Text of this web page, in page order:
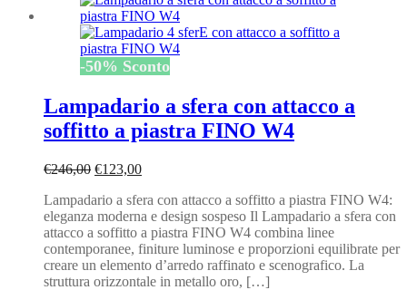
-50% Sconto
Lampadario a sfera con attacco a
soffitto a piastra FINO W4
€246,00 Il
originale
era:
€246,00.
€123,00Il
attuale
è:
€123,00.
Lampadario a sfera con attacco a soffitto a piastra FINO W4:
eleganza moderna e design sospeso Il Lampadario a sfera con
attacco a soffitto a piastra FINO W4 combina linee
contemporanee, finiture luminose e proporzioni equilibrate per
creare un elemento d’arredo raffinato e scenografico. La
struttura orizzontale in metallo oro, […]